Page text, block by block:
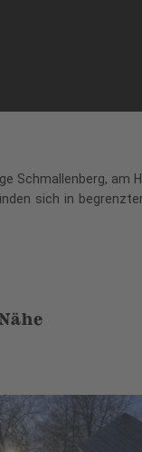
Schmallenberg,
sich in